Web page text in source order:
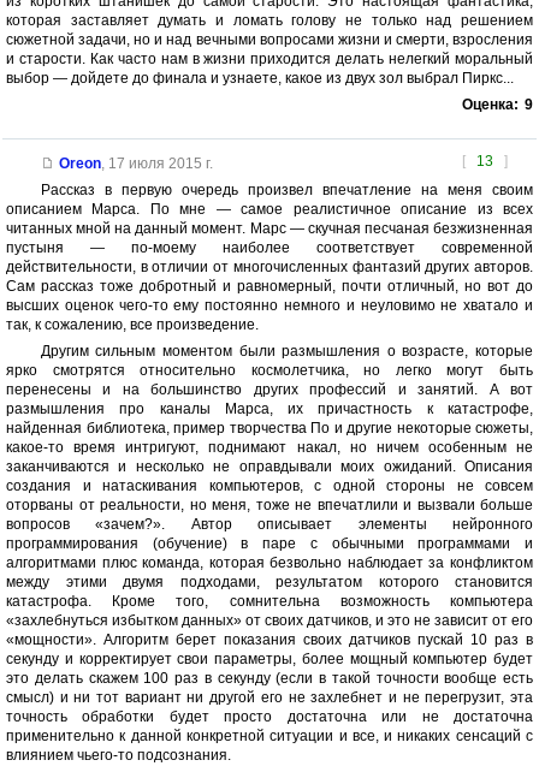
которая заставляет думать и ломать голову не только над решением
сюжетной задачи, но и над вечными вопросами жизни и смерти, взросления
и старости. Как часто нам в жизни приходится делать нелегкий моральный
выбор — дойдете до финала и узнаете, какое из двух зол выбрал Пиркс...
Оценка: 9
[ 13 ]
Oreon, 17 июля 2015 г.
Рассказ в первую очередь произвел впечатление на меня своим
описанием Марса. По мне — самое реалистичное описание из всех
читанных мной на данный момент. Марс — скучная песчаная безжизненная
пустыня — по-моему наиболее соответствует современной
действительности, в отличии от многочисленных фантазий других авторов.
Сам рассказ тоже добротный и равномерный, почти отличный, но вот до
высших оценок чего-то ему постоянно немного и неуловимо не хватало и
так, к сожалению, все произведение.
Другим сильным моментом были размышления о возрасте, которые
ярко смотрятся относительно космолетчика, но легко могут быть
перенесены и на большинство других профессий и занятий. А вот
размышления про каналы Марса, их причастность к катастрофе,
найденная библиотека, пример творчества По и другие некоторые сюжеты,
какое-то время интригуют, поднимают накал, но ничем особенным не
заканчиваются и несколько не оправдывали моих ожиданий. Описания
создания и натаскивания компьютеров, с одной стороны не совсем
оторваны от реальности, но меня, тоже не впечатлили и вызвали больше
вопросов «зачем?». Автор описывает элементы нейронного
программирования (обучение) в паре с обычными программами и
алгоритмами плюс команда, которая безвольно наблюдает за конфликтом
между этими двумя подходами, результатом которого становится
катастрофа. Кроме того, сомнительна возможность компьютера
«захлебнуться избытком данных» от своих датчиков, и это не зависит от его
«мощности». Алгоритм берет показания своих датчиков пускай 10 раз в
секунду и корректирует свои параметры, более мощный компьютер будет
это делать скажем 100 раз в секунду (если в такой точности вообще есть
смысл) и ни тот вариант ни другой его не захлебнет и не перегрузит, эта
точность обработки будет просто достаточна или не достаточна
применительно к данной конкретной ситуации и все, и никаких сенсаций с
влиянием чьего-то подсознания.